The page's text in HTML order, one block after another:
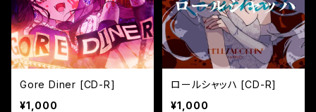
Gore Diner [CD-R]
¥1,000
ロールシャッハ [CD-R]
¥1,000